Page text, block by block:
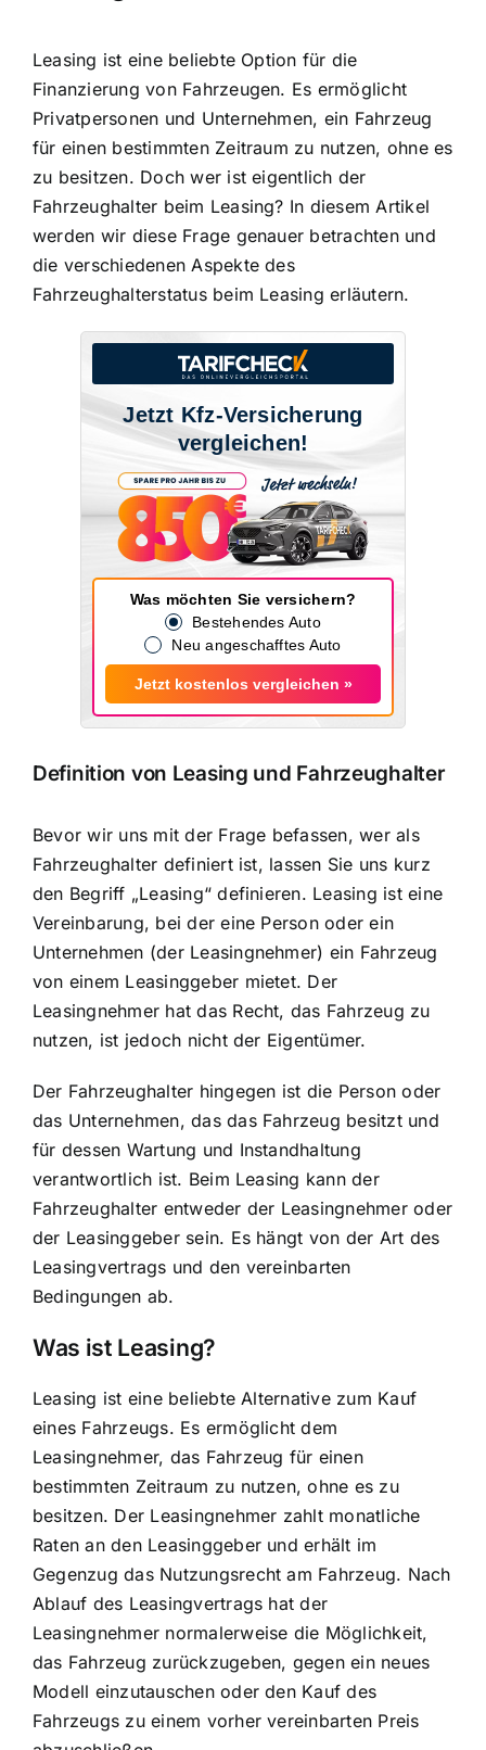
Leasing ist eine beliebte Option für die
Finanzierung von Fahrzeugen. Es ermöglicht
Privatpersonen und Unternehmen, ein Fahrzeug
für einen bestimmten Zeitraum zu nutzen, ohne es
zu besitzen. Doch wer ist eigentlich der
Fahrzeughalter beim Leasing? In diesem Artikel
werden wir diese Frage genauer betrachten und
die verschiedenen Aspekte des
Fahrzeughalterstatus beim Leasing erläutern.
Jetzt Kfz-Versicherung
vergleichen!
Was möchten Sie versichern?
Bestehendes Auto
Neu angeschafftes Auto
Jetzt kostenlos vergleichen »
Definition von Leasing und Fahrzeughalter
Bevor wir uns mit der Frage befassen, wer als
Fahrzeughalter definiert ist, lassen Sie uns kurz
den Begriff „Leasing“ definieren. Leasing ist eine
Vereinbarung, bei der eine Person oder ein
Unternehmen (der Leasingnehmer) ein Fahrzeug
von einem Leasinggeber mietet. Der
Leasingnehmer hat das Recht, das Fahrzeug zu
nutzen, ist jedoch nicht der Eigentümer.
Der Fahrzeughalter hingegen ist die Person oder
das Unternehmen, das das Fahrzeug besitzt und
für dessen Wartung und Instandhaltung
verantwortlich ist. Beim Leasing kann der
Fahrzeughalter entweder der Leasingnehmer oder
der Leasinggeber sein. Es hängt von der Art des
Leasingvertrags und den vereinbarten
Bedingungen ab.
Was ist Leasing?
Leasing ist eine beliebte Alternative zum Kauf
eines Fahrzeugs. Es ermöglicht dem
Leasingnehmer, das Fahrzeug für einen
bestimmten Zeitraum zu nutzen, ohne es zu
besitzen. Der Leasingnehmer zahlt monatliche
Raten an den Leasinggeber und erhält im
Gegenzug das Nutzungsrecht am Fahrzeug. Nach
Ablauf des Leasingvertrags hat der
Leasingnehmer normalerweise die Möglichkeit,
das Fahrzeug zurückzugeben, gegen ein neues
Modell einzutauschen oder den Kauf des
Fahrzeugs zu einem vorher vereinbarten Preis